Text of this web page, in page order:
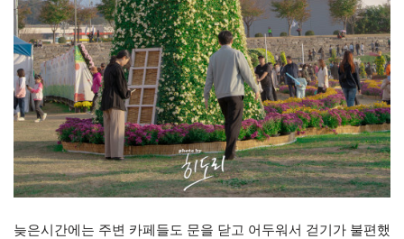
늦은시간에는 주변 카페들도 문을 닫고 어두워서 걷기가 불편했